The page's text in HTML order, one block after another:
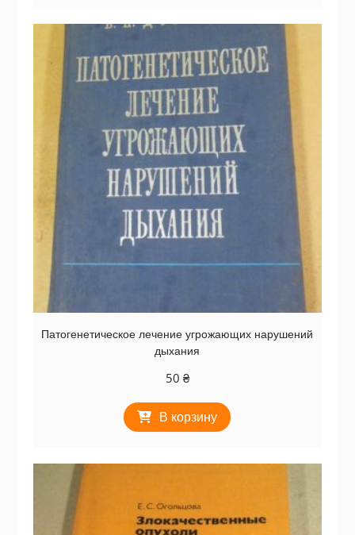
Патогенетическое лечение угрожающих нарушений
дыхания
50 ₴
В корзину